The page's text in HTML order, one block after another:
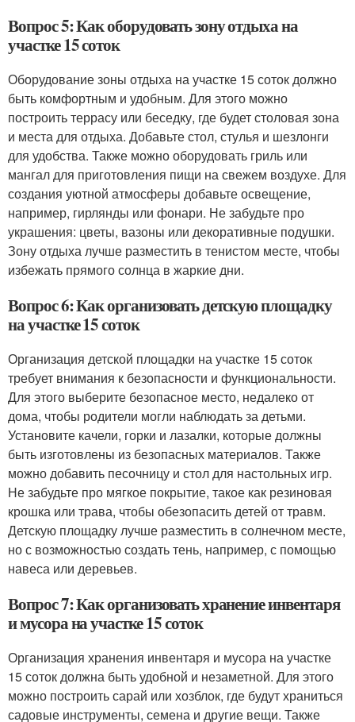
Вопрос 5: Как оборудовать зону отдыха на
участке 15 соток
Оборудование зоны отдыха на участке 15 соток должно
быть комфортным и удобным. Для этого можно
построить террасу или беседку, где будет столовая зона
и места для отдыха. Добавьте стол, стулья и шезлонги
для удобства. Также можно оборудовать гриль или
мангал для приготовления пищи на свежем воздухе. Для
создания уютной атмосферы добавьте освещение,
например, гирлянды или фонари. Не забудьте про
украшения: цветы, вазоны или декоративные подушки.
Зону отдыха лучше разместить в тенистом месте, чтобы
избежать прямого солнца в жаркие дни.
Вопрос 6: Как организовать детскую площадку
на участке 15 соток
Организация детской площадки на участке 15 соток
требует внимания к безопасности и функциональности.
Для этого выберите безопасное место, недалеко от
дома, чтобы родители могли наблюдать за детьми.
Установите качели, горки и лазалки, которые должны
быть изготовлены из безопасных материалов. Также
можно добавить песочницу и стол для настольных игр.
Не забудьте про мягкое покрытие, такое как резиновая
крошка или трава, чтобы обезопасить детей от травм.
Детскую площадку лучше разместить в солнечном месте,
но с возможностью создать тень, например, с помощью
навеса или деревьев.
Вопрос 7: Как организовать хранение инвентаря
и мусора на участке 15 соток
Организация хранения инвентаря и мусора на участке
15 соток должна быть удобной и незаметной. Для этого
можно построить сарай или хозблок, где будут храниться
садовые инструменты, семена и другие вещи. Также